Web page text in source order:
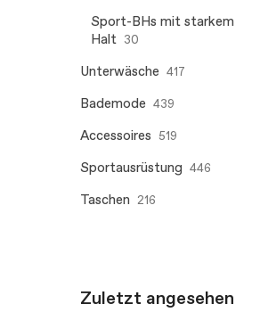
Sport-BHs mit starkem
Halt 30
Unterwäsche 417
Bademode 439
Accessoires 519
Sportausrüstung 446
Taschen 216
Zuletzt angesehen